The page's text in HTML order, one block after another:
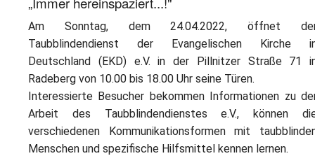
Am Sonntag, dem 24.04.2022, öffnet
Taubblindendienst der Evangelischen Kirche
Deutschland (EKD) e.V. in der Pillnitzer Straße 71
Radeberg von 10.00 bis 18.00 Uhr seine Türen.
Interessierte Besucher bekommen Informationen zu
Arbeit des Taubblindendienstes e.V., können
verschiedenen Kommunikationsformen mit
Menschen und spezifische Hilfsmittel kennen lernen.